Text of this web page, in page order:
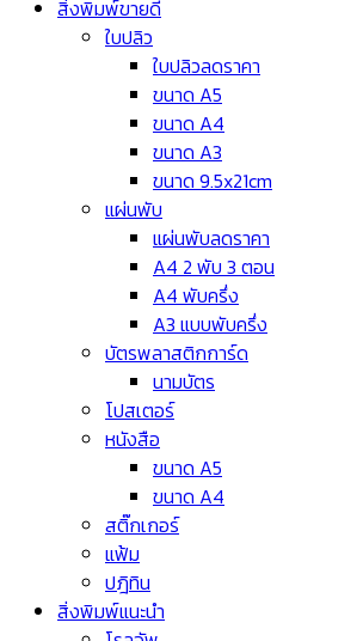
สิ่งพิมพ์ขายดี
ใบปลิว
ใบปลิวลดราคา
ขนาด A5
ขนาด A4
ขนาด A3
ขนาด 9.5x21cm
แผ่นพับ
แผ่นพับลดราคา
A4 2 พับ 3 ตอน
A4 พับครึ่ง
A3 แบบพับครึ่ง
บัตรพลาสติกการ์ด
นามบัตร
โปสเตอร์
หนังสือ
ขนาด A5
ขนาด A4
สติ๊กเกอร์
แฟ้ม
ปฎิทิน
สิ่งพิมพ์แนะนำ